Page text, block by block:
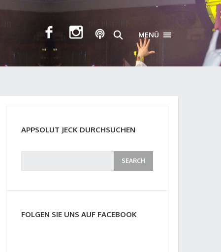
MENÜ TOGGLE
APPSOLUT JECK DURCHSUCHEN
FOLGEN SIE UNS AUF FACEBOOK